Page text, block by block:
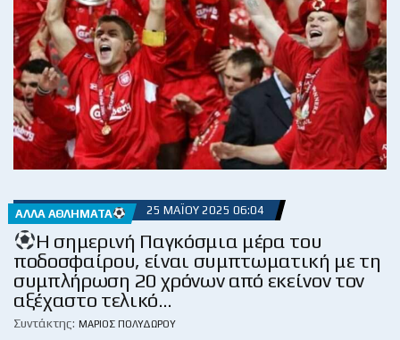
ΆΛΛΑ ΑΘΛΉΜΑΤΑ 25 ΜΑΪ́ΟΥ 2025 06:04
Η σημερινή Παγκόσμια μέρα του
ποδοσφαίρου, είναι συμπτωματική με τη
συμπλήρωση 20 χρόνων από εκείνον τον
αξέχαστο τελικό…
Συντάκτης: ΜΆΡΙΟΣ ΠΟΛΥΔΏΡΟΥ